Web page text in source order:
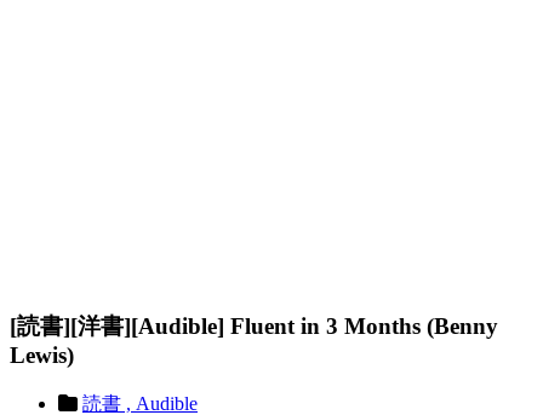
[読書][洋書][Audible] Fluent in 3 Months (Benny
Lewis)
読書 , Audible